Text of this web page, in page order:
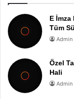
E
Tüm
Admin
Özel
Hali
Admin